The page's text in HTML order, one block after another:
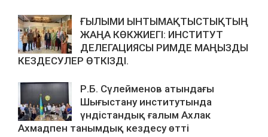
ҒЫЛЫМИ ЫНТЫМАҚТЫСТЫҚТЫҢ
ЖАҢА КӨКЖИЕГІ: ИНСТИТУТ
ДЕЛЕГАЦИЯСЫ РИМДЕ МАҢЫЗДЫ
КЕЗДЕСУЛЕР ӨТКІЗДІ.
Р.Б. Сүлейменов атындағы
Шығыстану институтында
үндістандық ғалым Ахлак
Ахмадпен танымдық кездесу өтті